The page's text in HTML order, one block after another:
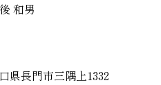
和男
県長門市三隅上1332